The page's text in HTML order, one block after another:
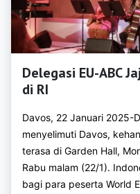
https://
https://
https://
https://
https://
https://
Delegasi EU-ABC
di RI
Davos, 22 Januari 2025-
menyelimuti Davos,
terasa di Garden Hall,
Rabu malam (22/1).
bagi para peserta World